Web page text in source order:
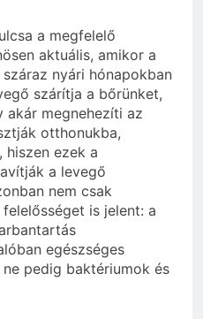
a megfelelő
aktuális, amikor a
nyári hónapokban
szárítja a bőrünket,
megnehezíti az
otthonukba,
hiszen ezek a
a levegő
nem csak
is jelent: a
egészséges
pedig baktériumok és